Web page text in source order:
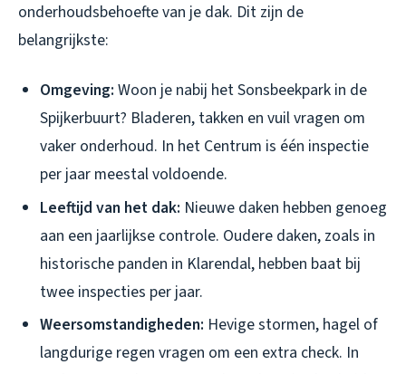
onderhoudsbehoefte van je dak. Dit zijn de
belangrijkste:
Omgeving: Woon je nabij het Sonsbeekpark in de
Spijkerbuurt? Bladeren, takken en vuil vragen om
vaker onderhoud. In het Centrum is één inspectie
per jaar meestal voldoende.
Leeftijd van het dak: Nieuwe daken hebben genoeg
aan een jaarlijkse controle. Oudere daken, zoals in
historische panden in Klarendal, hebben baat bij
twee inspecties per jaar.
Weersomstandigheden: Hevige stormen, hagel of
langdurige regen vragen om een extra check. In